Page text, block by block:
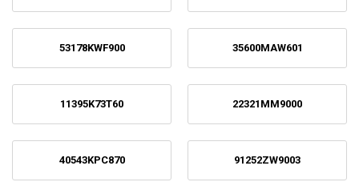
53178KWF900 35600MAW601
11395K73T60 22321MM9000
40543KPC870 91252ZW9003